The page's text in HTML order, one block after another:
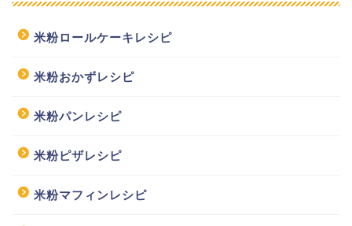
米粉ロールケーキレシピ
米粉おかずレシピ
米粉パンレシピ
米粉ピザレシピ
米粉マフィンレシピ